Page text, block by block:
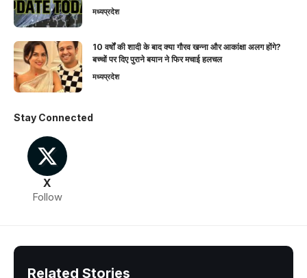
मध्यप्रदेश
10 वर्षों की शादी के बाद क्या गौरव खन्ना और आकांक्षा अलग होंगे?
बच्चों पर दिए पुराने बयान ने फिर मचाई हलचल
मध्यप्रदेश
Stay Connected
X
Follow
Related Stories